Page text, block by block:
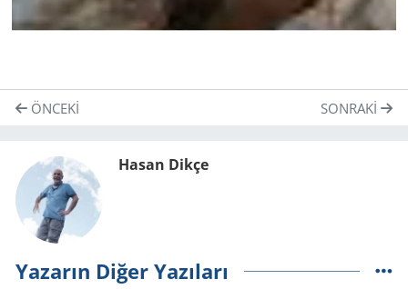
ÖNCEKI SONRAKI
Hasan Dikçe
Yazarın Diğer Yazıları